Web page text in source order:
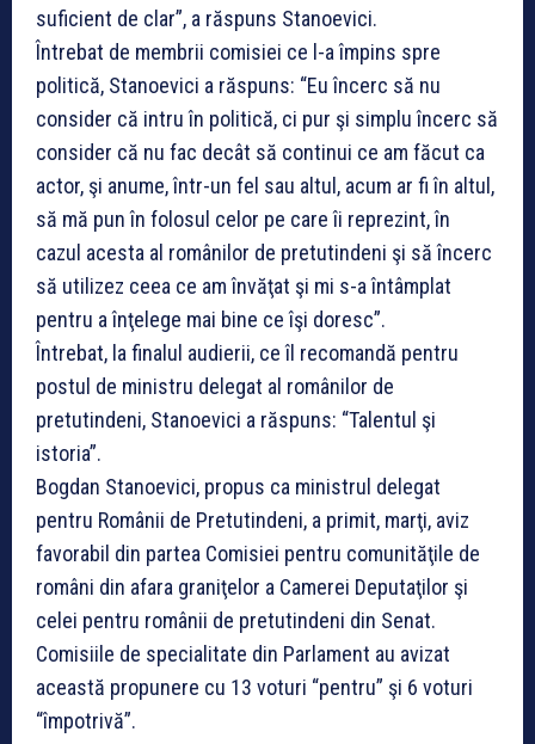
suficient de clar”, a răspuns Stanoevici.
Întrebat de membrii comisiei ce l-a împins spre
politică, Stanoevici a răspuns: “Eu încerc să nu
consider că intru în politică, ci pur şi simplu încerc să
consider că nu fac decât să continui ce am făcut ca
actor, şi anume, într-un fel sau altul, acum ar fi în altul,
să mă pun în folosul celor pe care îi reprezint, în
cazul acesta al românilor de pretutindeni şi să încerc
să utilizez ceea ce am învăţat şi mi s-a întâmplat
pentru a înţelege mai bine ce îşi doresc”.
Întrebat, la finalul audierii, ce îl recomandă pentru
postul de ministru delegat al românilor de
pretutindeni, Stanoevici a răspuns: “Talentul şi
istoria”.
Bogdan Stanoevici, propus ca ministrul delegat
pentru Românii de Pretutindeni, a primit, marţi, aviz
favorabil din partea Comisiei pentru comunităţile de
români din afara graniţelor a Camerei Deputaţilor şi
celei pentru românii de pretutindeni din Senat.
Comisiile de specialitate din Parlament au avizat
această propunere cu 13 voturi “pentru” şi 6 voturi
“împotrivă”.